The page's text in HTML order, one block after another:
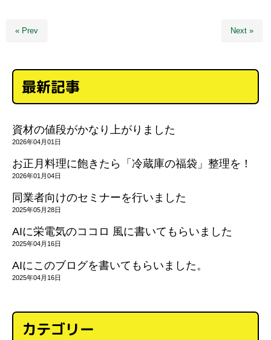
« Prev Next »
最新記事
資材の値段がかなり上がりました
2026年04月01日
お正月料理に飽きたら「冷蔵庫の福袋」整理を！
2026年01月04日
同業者向けのセミナーを行いました
2025年05月28日
AIに栄電気のココロ 風に書いてもらいました
2025年04月16日
AIにこのブログを書いてもらいました。
2025年04月16日
カテゴリー